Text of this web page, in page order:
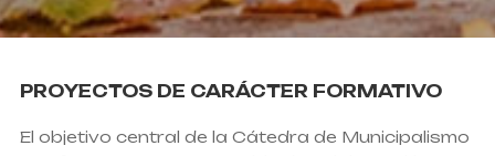
PROYECTOS DE CARÁCTER FORMATIVO
El objetivo central de la Cátedra de Municipalismo